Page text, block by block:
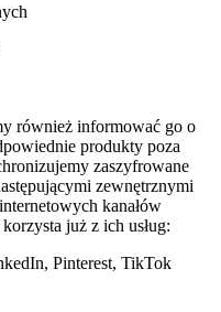
również informować go o
produkty poza
zaszyfrowane
zewnętrznymi
kanałów
już z ich usług:
Pinterest, TikTok